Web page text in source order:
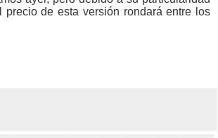
de esta versión rondará entre los